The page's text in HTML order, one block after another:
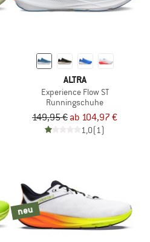
ALTRA
Experience Flow ST
Runningschuhe
149,95 € ab 104,97 €
1,0(1)
neu